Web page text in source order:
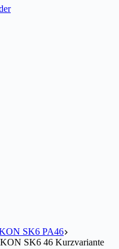
SK6 PA46
SK6 46 Kurzvariante